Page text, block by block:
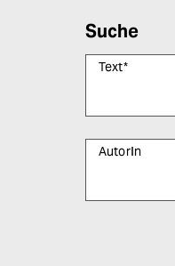
Suche
Text*
AutorIn